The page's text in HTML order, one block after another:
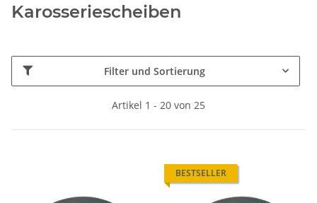
Karosseriescheiben
Filter und Sortierung
Artikel 1 - 20 von 25
BESTSELLER